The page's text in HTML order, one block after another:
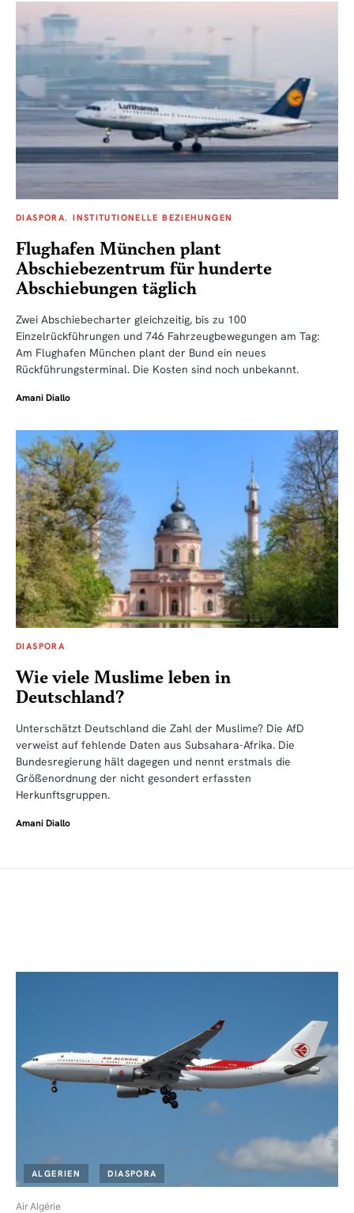
DIASPORA INSTITUTIONELLE BEZIEHUNGEN
Flughafen München plant
Abschiebezentrum für hunderte
Abschiebungen täglich
Zwei Abschiebecharter gleichzeitig, bis zu 100
Einzelrückführungen und 746 Fahrzeugbewegungen am Tag:
Am Flughafen München plant der Bund ein neues
Rückführungsterminal. Die Kosten sind noch unbekannt.
Amani Diallo
DIASPORA
Wie viele Muslime leben in
Deutschland?
Unterschätzt Deutschland die Zahl der Muslime? Die AfD
verweist auf fehlende Daten aus Subsahara-Afrika. Die
Bundesregierung hält dagegen und nennt erstmals die
Größenordnung der nicht gesondert erfassten
Herkunftsgruppen.
Amani Diallo
Air Algérie
ALGERIEN DIASPORA